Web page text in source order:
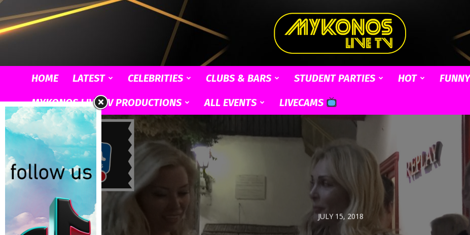
TV
HOME LATEST CELEBRITIES CLUBS & BARS STUDENT PARTIES HOT FUNNY
MYKONOS LIVE TV PRODUCTIONS
ALL EVENTS LIVECAMS
JULY 15, 2018